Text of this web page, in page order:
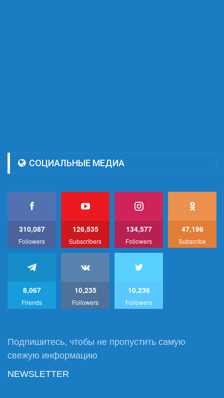
СОЦИАЛЬНЫЕ МЕДИА
310,087
Followers
126,535
Subscribers
134,577
Followers
47,196
Subscribe
8,067
Friends
10,235
Followers
10,236
Followers
Подпишитесь, чтобы не пропустить самую
свежую информацию
NEWSLETTER